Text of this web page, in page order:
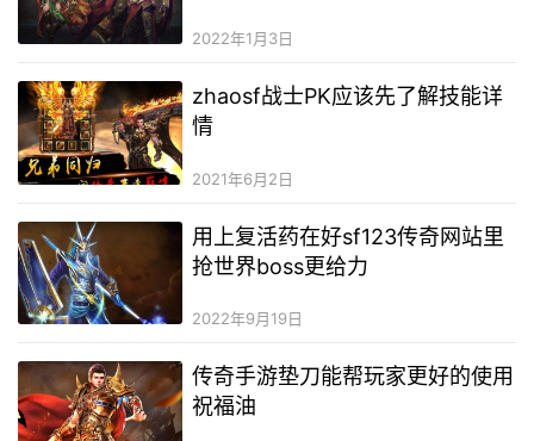
2022年1月3日
zhaosf战士PK应该先了解技能详
情
2021年6月2日
用上复活药在好sf123传奇网站里
抢世界boss更给力
2022年9月19日
传奇手游垫刀能帮玩家更好的使用
祝福油